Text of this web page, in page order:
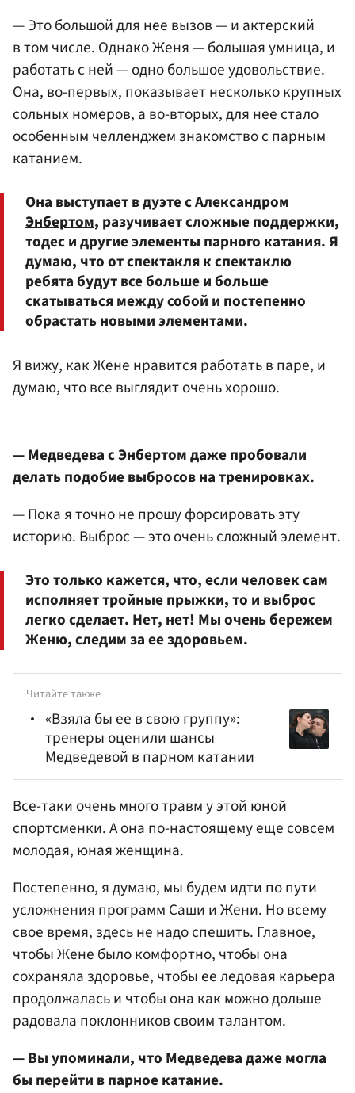
— Это большой для нее вызов — и актерский
в том числе. Однако Женя — большая умница, и
работать с ней — одно большое удовольствие.
Она, во-первых, показывает несколько крупных
сольных номеров, а во-вторых, для нее стало
особенным челленджем знакомство с парным
катанием.
Она выступает в дуэте с Александром
Энбертом, разучивает сложные поддержки,
тодес и другие элементы парного катания. Я
думаю, что от спектакля к спектаклю
ребята будут все больше и больше
скатываться между собой и постепенно
обрастать новыми элементами.
Я вижу, как Жене нравится работать в паре, и
думаю, что все выглядит очень хорошо.
— Медведева с Энбертом даже пробовали
делать подобие выбросов на тренировках.
— Пока я точно не прошу форсировать эту
историю. Выброс — это очень сложный элемент.
Это только кажется, что, если человек сам
исполняет тройные прыжки, то и выброс
легко сделает. Нет, нет! Мы очень бережем
Женю, следим за ее здоровьем.
Читайте также
«Взяла бы ее в свою группу»:
тренеры оценили шансы
Медведевой в парном катании
Все-таки очень много травм у этой юной
спортсменки. А она по-настоящему еще совсем
молодая, юная женщина.
Постепенно, я думаю, мы будем идти по пути
усложнения программ Саши и Жени. Но всему
свое время, здесь не надо спешить. Главное,
чтобы Жене было комфортно, чтобы она
сохраняла здоровье, чтобы ее ледовая карьера
продолжалась и чтобы она как можно дольше
радовала поклонников своим талантом.
— Вы упоминали, что Медведева даже могла
бы перейти в парное катание.